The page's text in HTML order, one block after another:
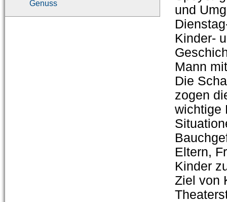
Genuss
und
Kinder-
Mann
Die
zogen
wichtige
Eltern,
Kinder
Ziel von